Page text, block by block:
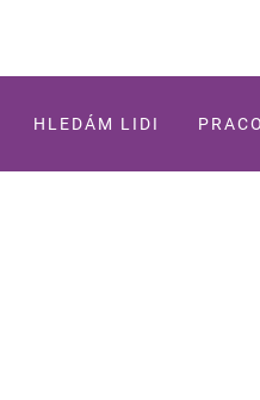
HLEDÁM LIDI